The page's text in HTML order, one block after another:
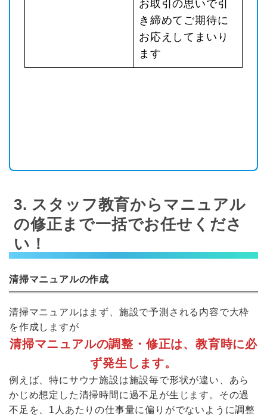
お取引の思いで引
き締めてご期待に
お応えしてまいり
ます
3. スタッフ教育からマニュアル
の修正まで一括でお任せくださ
い！
清掃マニュアルの作成
清掃マニュアルはまず、施設で予測される内容で大枠
を作成しますが
清掃マニュアルの調整・修正は、教育時に必
ず発生します。
例えば、特にサウナ施設は施設毎で形状が違い、あら
かじめ想定した清掃時間に過不足が生じます。その過
不足を、1人あたりの仕事量に偏りがでないように調整